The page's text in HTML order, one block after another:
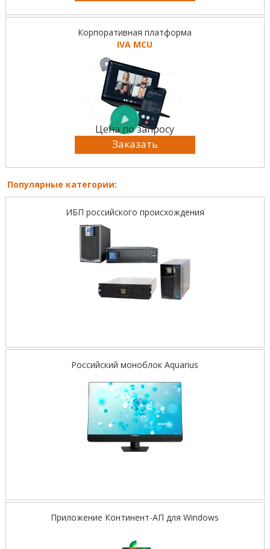
Корпоративная платформа
IVA MCU
Цена по запросу
Заказать
Популярные категории:
ИБП российского происхождения
Российский моноблок Aquarius
Приложение Континент-АП для Windows